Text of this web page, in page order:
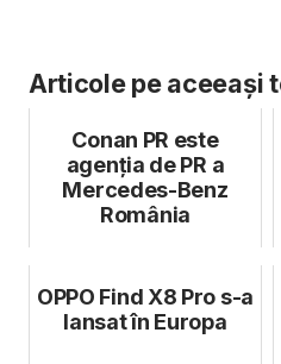
Articole pe aceeași
Conan PR este
agenția de PR a
Mercedes-Benz
România
OPPO Find X8 Pro s-a
lansat în Europa